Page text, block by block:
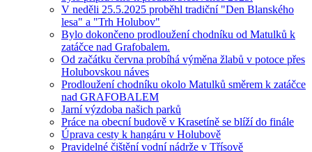
V neděli 25.5.2025 proběhl tradiční "Den Blanského
lesa" a "Trh Holubov"
Bylo dokončeno prodloužení chodníku od Matulků k
zatáčce nad Grafobalem.
Od začátku června probíhá výměna žlabů v potoce přes
Holubovskou náves
Prodloužení chodníku okolo Matulků směrem k zatáčce
nad GRAFOBALEM
Jarní výzdoba našich parků
Práce na obecní budově v Krasetíně se blíží do finále
Úprava cesty k hangáru v Holubově
Pravidelné čištění vodní nádrže v Třísově